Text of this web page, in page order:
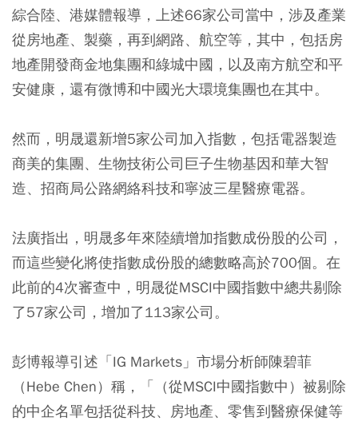
綜合陸、港媒體報導，上述66家公司當中，涉及產業
從房地產、製藥，再到網路、航空等，其中， 包括房
地產開發商金地集團和綠城中國，以及南方航空和平
安健康，還有微博和中國光大環境集團也在其中。
然而，明晟還新增5家公司加入指數，包括電器製造
商美的集團、生物技術公司巨子生物基因和華大智
造、招商局公路網絡科技和寧波三星醫療電器。
法廣指出，明晟多年來陸續增加指數成份股的公司，
而這些變化將使指數成份股的總數略高於700個。在
此前的4次審查中，明晟從MSCI中國指數中總共剔除
了57家公司，增加了113家公司。
彭博報導引述「IG Markets」市場分析師陳碧菲
（Hebe Chen）稱，
「（從MSCI中國指數中）被剔除
的中企名單包括從科技、房地產、零售到醫療保健等